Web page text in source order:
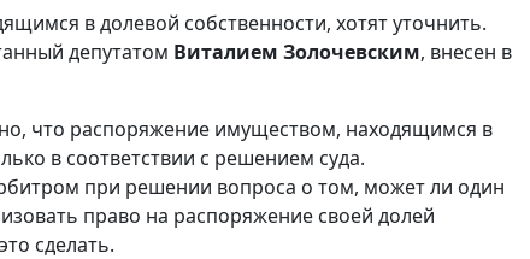
в долевой собственности, хотят уточнить.
депутатом Виталием Золочевским, внесен в
что распоряжение имуществом, находящимся в
в соответствии с решением суда.
при решении вопроса о том, может ли один
право на распоряжение своей долей
сделать.